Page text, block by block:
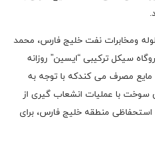
ومخابرات نفت خلیج فارس، محمد
سیکل ترکیبی “ایسین” روزانه
مایع مصرف می کندکه با توجه به
سوخت با عملیات انشعاب گیری از
دوم در حوزه استحفاظی منطقه خلیج فارس، برای